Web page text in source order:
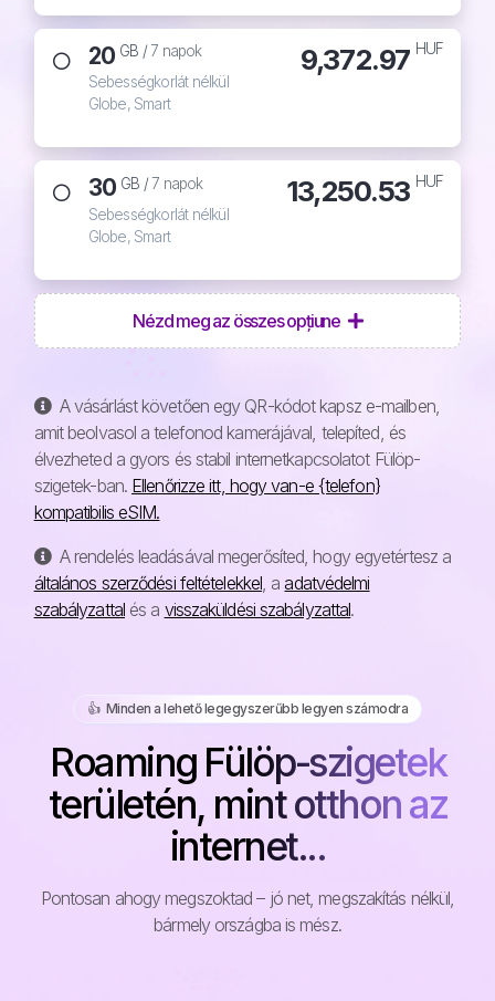
20 GB /7 napok
Sebességkorlát nélkül
Globe, Smart
9,372.97 HUF
30 GB /7 napok
Sebességkorlát nélkül
Globe, Smart
13,250.53 HUF
Nézd meg az összes opțiune
A vásárlást követően egy QR-kódot kapsz e-mailben,
amit beolvasol a telefonod kamerájával, telepíted, és
élvezheted a gyors és stabil internetkapcsolatot Fülöp-
szigetek-ban. Ellenőrizze itt, hogy van-e {telefon}
kompatibilis eSIM.
A rendelés leadásával megerősíted, hogy egyetértesz a
általános szerződési feltételekkel , a adatvédelmi
szabályzattalés a visszaküldési szabályzattal.
👍️ Minden a lehető legegyszerűbb legyen számodra
Roaming Fülöp-szigetek
területén, mint otthon az
internet...
Pontosan ahogy megszoktad – jó net, megszakítás nélkül,
bármely országba is mész.